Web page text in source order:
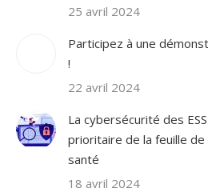
25 avril 2024
Participez à une
!
22 avril 2024
La cybersécurité des
prioritaire de la feuille
santé
18 avril 2024